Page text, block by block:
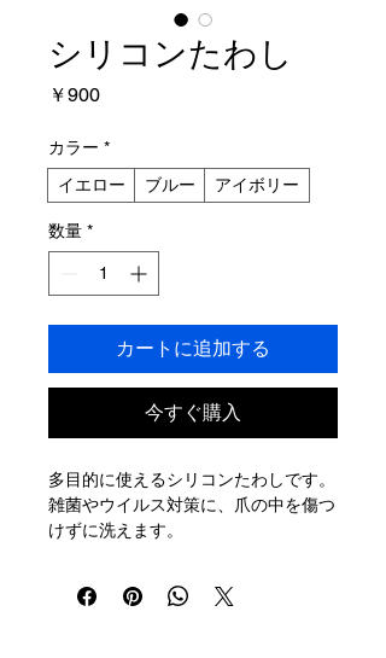
シリコンたわし
￥900価
カラー *
イエロー
ブルー アイボリー
数量 *
カートに追加する
今すぐ購入
多目的に使えるシリコンたわしです。
雑菌やウイルス対策に、爪の中を傷つ
けずに洗えます。
【寸法】幅120×長さ130×高さ15ｍｍ